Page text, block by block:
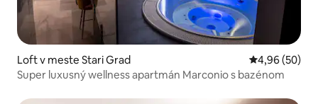
Loft v meste Stari Grad Priemerné
4,96 (50)
Super luxusný wellness apartmán Marconio s bazénom